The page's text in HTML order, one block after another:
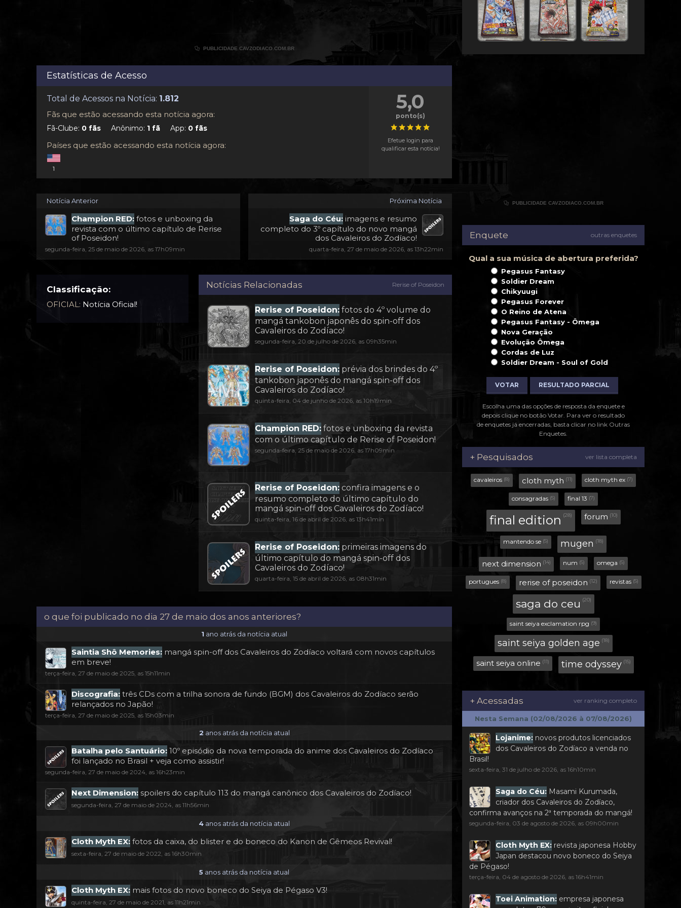
 PUBLICIDADE CAVZODIACO.COM.BR
Estatísticas de Acesso
Total de Acessos na Notícia:
Fãs que estão acessando esta notícia agora:
Fã-Clube: Anônimo: App:
Países que estão acessando esta notícia agora:
1
5,0
ponto(s)
Efetue login para
qualificar esta notícia!
Notícia Anterior
Champion RED: fotos e unboxing da
revista com o último capítulo de Rerise
of Poseidon!
segunda-feira, 25 de maio de 2026, as 17h09min
Próxima Notícia
Saga do Céu: imagens e resumo
completo do 3º capítulo do novo mangá
dos Cavaleiros do Zodíaco!
quarta-feira, 27 de maio de 2026, as 13h22min
Classificação:
OFICIAL: Notícia Oficial!
Notícias Relacionadas Rerise of Poseidon
Rerise of Poseidon: fotos do 4º volume do
mangá tankobon japonês do spin-off dos
Cavaleiros do Zodíaco!
segunda-feira, 20 de julho de 2026, as 09h35min
Rerise of Poseidon: prévia dos brindes do 4º
tankobon japonês do mangá spin-off dos
Cavaleiros do Zodíaco!
quinta-feira, 04 de junho de 2026, as 10h19min
Champion RED: fotos e unboxing da revista
com o último capítulo de Rerise of Poseidon!
segunda-feira, 25 de maio de 2026, as 17h09min
Rerise of Poseidon: confira imagens e o
resumo completo do último capítulo do
mangá spin-off dos Cavaleiros do Zodíaco!
quinta-feira, 16 de abril de 2026, as 13h41min
Rerise of Poseidon: primeiras imagens do
último capítulo do mangá spin-off dos
Cavaleiros do Zodíaco!
quarta-feira, 15 de abril de 2026, as 08h31min
o que foi publicado no dia 27 de maio dos anos anteriores?
1 ano atrás da notícia atual
Saintia Shô Memories: mangá spin-off dos Cavaleiros do Zodíaco voltará com novos capítulos
em breve!
terça-feira, 27 de maio de 2025, as 15h11min
Discografia: três CDs com a trilha sonora de fundo (BGM) dos Cavaleiros do Zodíaco serão
relançados no Japão!
terça-feira, 27 de maio de 2025, as 15h03min
2 anos atrás da notícia atual
Batalha pelo Santuário: 10º episódio da nova temporada do anime dos Cavaleiros do Zodíaco
foi lançado no Brasil + veja como assistir!
segunda-feira, 27 de maio de 2024, as 16h23min
Next Dimension: spoilers do capítulo 113 do mangá canônico dos Cavaleiros do Zodíaco!
segunda-feira, 27 de maio de 2024, as 11h56min
4 anos atrás da notícia atual
Cloth Myth EX: fotos da caixa, do blister e do boneco do Kanon de Gêmeos Revival!
sexta-feira, 27 de maio de 2022, as 16h30min
5 anos atrás da notícia atual
Cloth Myth EX: mais fotos do novo boneco do Seiya de Pégaso V3!
quinta-feira, 27 de maio de 2021, as 11h21min
 PUBLICIDADE CAVZODIACO.COM.BR
Enquete outras enquetes
Qual a sua música de abertura preferida?
Pegasus Fantasy
Soldier Dream
Chikyuugi
Pegasus Forever
O Reino de Atena
Pegasus Fantasy - Ômega
Nova Geração
Evolução Ômega
Cordas de Luz
Soldier Dream - Soul of Gold
VOTAR RESULTADO PARCIAL
Escolha uma das opções de resposta da enquete e
depois clique no botão Votar. Para ver o resultado
de enquetes já encerradas, basta clicar no link Outras
Enquetes.
+ Pesquisados ver lista completa
+ Acessadas ver ranking completo